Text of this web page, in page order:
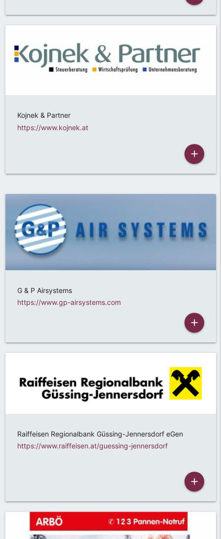
Kojnek & Partner
https://www.kojnek.at
add
G & P Airsystems
https://www.gp-airsystems.com
add
Raiffeisen Regionalbank Güssing-Jennersdorf eGen
https://www.raiffeisen.at/guessing-jennersdorf
add